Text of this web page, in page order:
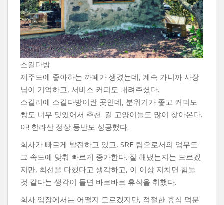
소길다방.
제주도에 좋아하는 까페가 생겼는데, 계속 가니까 사장
님이 기억하고, 서비스 커피도 내려주셨다.
소길리에 소길다방이란 곳인데, 분위기가 좋고 커피도
빵도 너무 맛있어서 추천. 길 고양이들도 많이 찾아온다.
아! 한라산 정상 등반도 성공했다.
회사가 빠르게 발전하고 있고, SRE 팀으로서의 업무도
그 속도에 맞춰 빠르게 증가한다. 잘 해냈는지는 모르겠
지만, 최선을 다했다고 생각하고, 이 이상 지치면 힘들
것 같다는 생각이 들면 바로바로 휴식을 취했다.
회사 입장에서는 어떨지 모르겠지만, 적절한 휴식 덕분